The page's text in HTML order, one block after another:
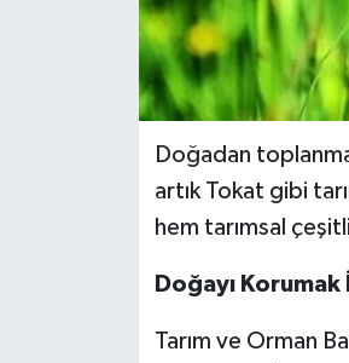
Doğadan
artık Tokat gibi
hem tarımsal
Doğayı
Tarım ve Orman